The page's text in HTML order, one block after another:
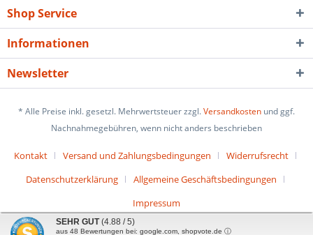
Shop Service
Informationen
Newsletter
* Alle Preise inkl. gesetzl. Mehrwertsteuer zzgl.Versandkosten und ggf.
Nachnahmegebühren, wenn nicht anders beschrieben
Kontakt Versand und Zahlungsbedingungen
Widerrufsrecht
Datenschutzerklärung
Allgemeine Geschäftsbedingungen
Impressum
SEHR GUT (4.88 / 5)
aus 48 Bewertungen bei: google.com, shopvote.de ⓘ